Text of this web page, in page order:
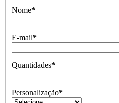
Nome*
E-mail*
Quantidades*
Personalização*